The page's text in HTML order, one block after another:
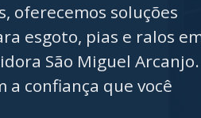
oferecemos soluções
esgoto, pias e ralos
São Miguel Arcanjo.
a confiança que você